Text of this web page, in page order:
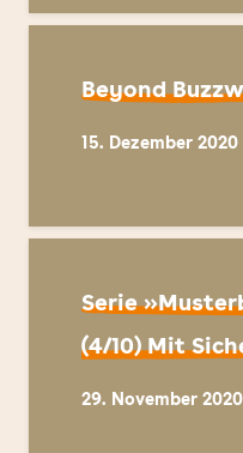
Beyond
15. Dezember 2020
Serie
(4/10) Mit
29. November 2020